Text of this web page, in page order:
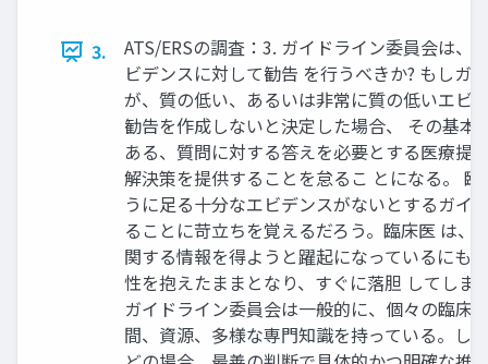
3.
ATS/ERSの調査：3. ガイドライン委員会は、
ビデンスに対して勧告 を行うべきか? もしガ
が、質の低い、あるいは非常に質の低いエビ
勧告を作成しないと決定した場合、 その基本
ある、質問に対する答えを必要とする医療提
解決策を提供することを怠るこ とになる。
うに足る十分なエビデンスがないとするガイ
ることに苛立ちを覚えるだろう。臨床医 は、
関する情報を得ようと躍起になっているにも
性を抱えたままとなり、すぐに落胆 してしま
ガイドライン委員会は一般的に、個々の臨床
間、資源、多様な専門知識を持っている。し